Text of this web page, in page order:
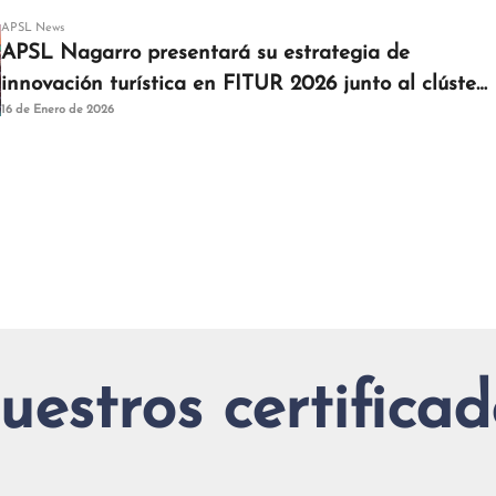
APSL News
APSL Nagarro presentará su estrategia de
innovación turística en FITUR 2026 junto al clúster
Turistec
16 de Enero de 2026